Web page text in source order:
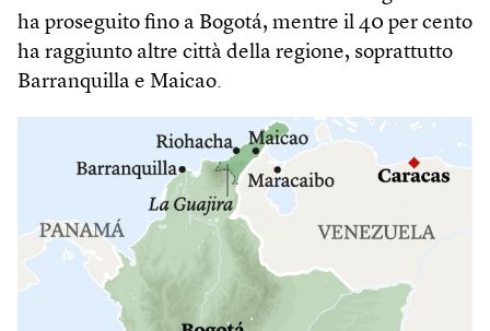
ha proseguito fino a Bogotá, mentre il 40 per cento
ha raggiunto altre città della regione, soprattutto
Barranquilla e Maicao.